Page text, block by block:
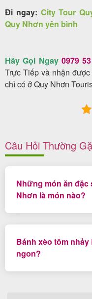
Đi ngay: City Tour
Quy Nhơn yên bình
Hãy Gọi Ngay 0979
Trực Tiếp và nhận
chỉ có ở Quy Nhơn
Câu Hỏi Thường
Những món ăn đặc
Nhơn là món nào?
Nhơn.
Bánh xèo tôm
ngon?